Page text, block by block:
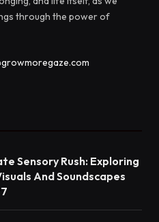
through the power of
Sensory Rush: Exploring
And Soundscapes